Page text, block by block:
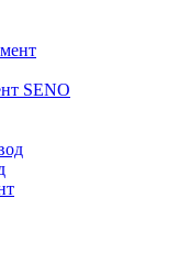
SENO